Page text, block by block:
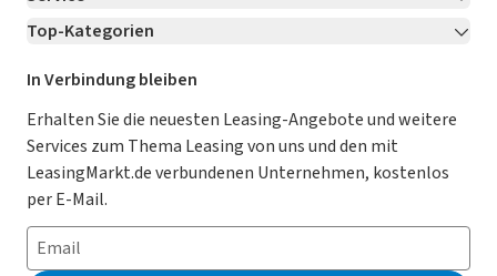
Karriere Jetzt bewerben!
Für Händler
Kooperation mit AutoScout24
AGB
Datenschutz
Impressum
Kontakt
Ratgeber
Magazin
Datenschutz-Einstellungen
So funktioniert’s
Häufig gestellte Fragen
Top-Kategorien
Leasing Deals
Gebrauchtwagen Leasing
Leasing ohne Anzahlung
E-Auto Leasing
Privatleasing
Leasing-Vergleiche
In Verbindung bleiben
Erhalten Sie die neuesten Leasing-Angebote und weitere
Services zum Thema Leasing von uns und den mit
LeasingMarkt.de verbundenen Unternehmen, kostenlos
per E-Mail.